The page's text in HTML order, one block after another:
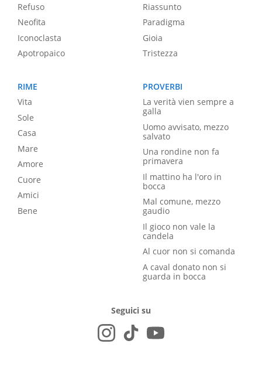
Refuso
Neofita
Iconoclasta
Apotropaico
Riassunto
Paradigma
Gioia
Tristezza
RIME
Vita
Sole
Casa
Mare
Amore
Cuore
Amici
Bene
PROVERBI
La verità vien sempre a
galla
Uomo avvisato, mezzo
salvato
Una rondine non fa
primavera
Il mattino ha l'oro in
bocca
Mal comune, mezzo
gaudio
Il gioco non vale la
candela
Al cuor non si comanda
A caval donato non si
guarda in bocca
Seguici su